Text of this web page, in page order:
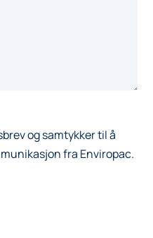
og samtykker til å
fra Enviropac.